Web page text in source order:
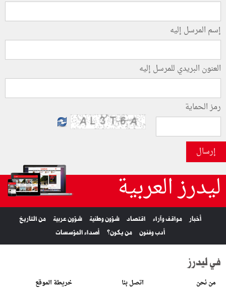
إسم المرسل إليه
العنون البريدي للمرسل إليه
رمز الحماية
إرسال
ليدرز العربية
أخبار مواقف وآراء اقتصاد شؤون وطنية شؤون عربية
من التاريخ
أدب وفنون
من يكون؟ أصداء المؤسسات
في ليدرز
من نحن اتصل بنا خريطة الموقع